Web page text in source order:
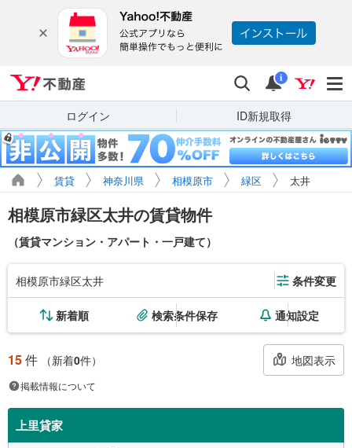
検索 通知
i
ログイン ID新規取得
賃貸 神奈川県 相模原市 緑区 太井
相模原市緑区太井の賃貸物件
（賃貸マンション・アパート・一戸建て）
相模原市緑区太井 条件変更
新着順 検索条件保存 通知設定
15件 （新着0件） 地図表示
掲載情報について
上里貸家